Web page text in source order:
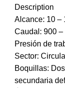
Description
Alcance: 10 –
Caudal: 900 –
Presión de
Sector:
Boquillas:
secundaria